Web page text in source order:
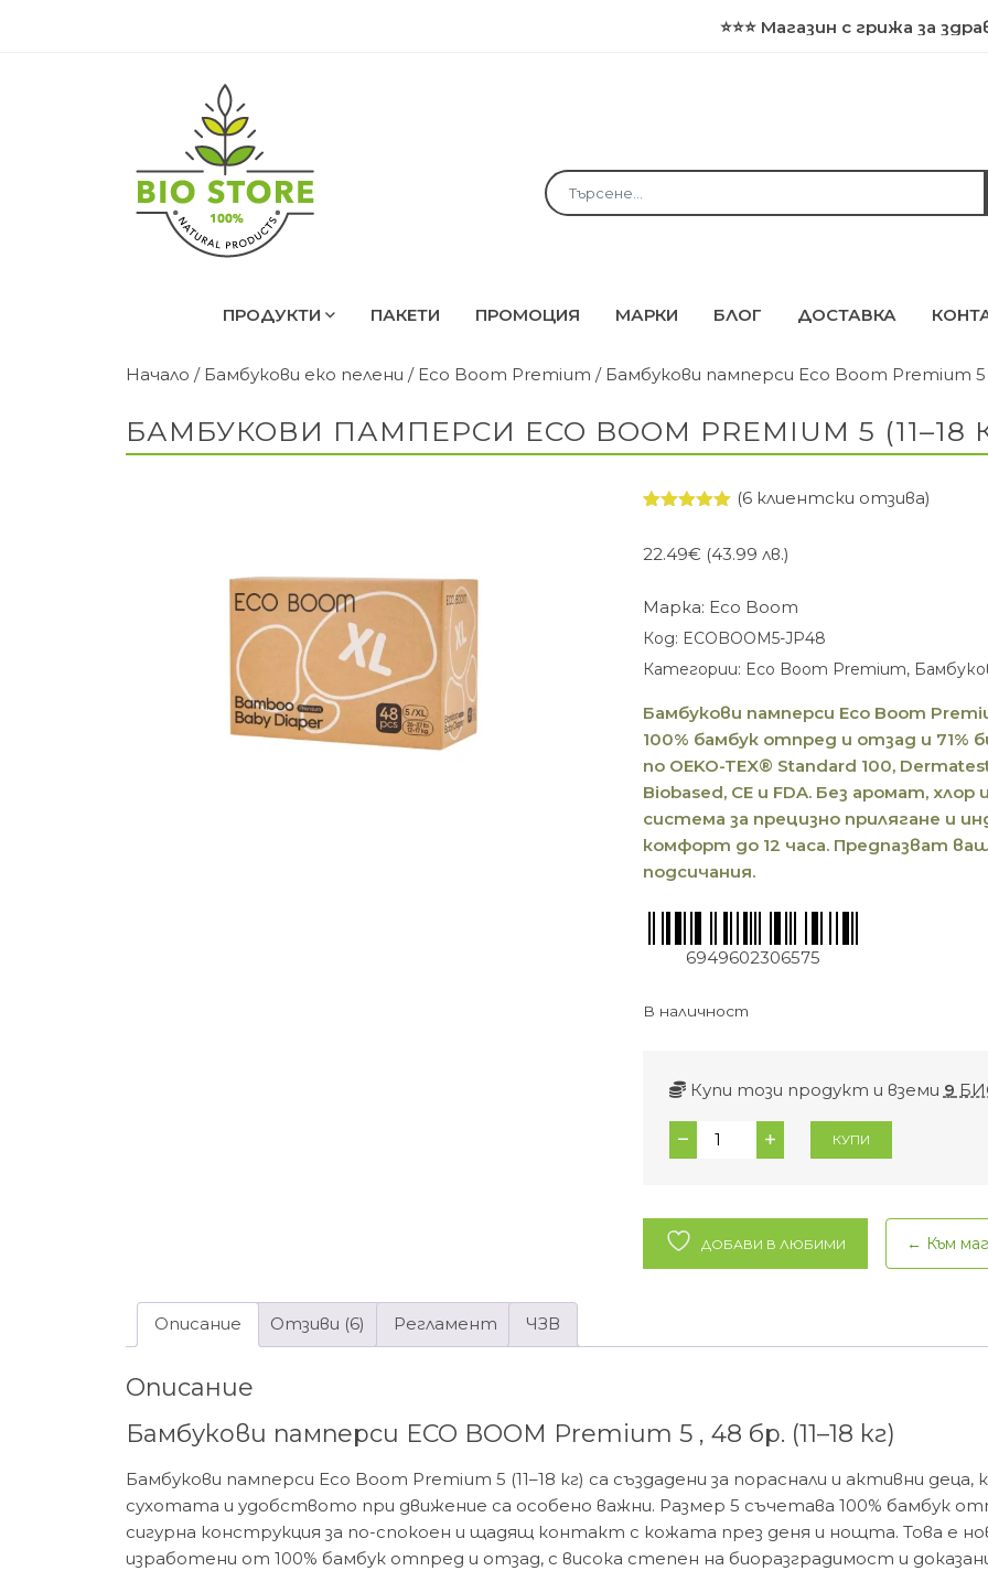
⭐⭐⭐ Магазин с грижа за здравето и
ПРОДУКТИ ПАКЕТИ ПРОМОЦИЯ МАРКИ БЛОГ ДОСТАВКА
Начало / Бамбукови еко пелени / Eco Boom Premium / Бамбукови памперси Eco Boom Premium 5
БАМБУКОВИ ПАМПЕРСИ ECO BOOM PREMIUM 5 (11–18
базирано
оценки
(6клиентски отзива)
22.49€ (43.99 лв.)
Марка: Eco Boom
Код: ECOBOOM5-JP48
Категории: Eco Boom Premium,
Бамбукови памперси Eco Boom
100% бамбук отпред и отзад и 71%
по OEKO-TEX® Standard 100,
Biobased, CE и FDA. Без аромат,
система за прецизно прилягане и
комфорт до 12 часа. Предпазват
подсичания.
6949602306575
В наличност
Купи този продукт и вземи 9
количество
за
Eco
Boom
(11–
48
бр
КУПИ
ДОБАВИ В ЛЮБИМИ ← Към
Описание Отзиви (6) Регламент ЧЗВ
Описание
Бамбукови памперси ECO BOOM Premium 5 , 48 бр. (11–18 кг)
Бамбукови памперси Eco Boom Premium 5 (11–18 кг) са създадени за пораснали и активни
сухотата и удобството при движение са особено важни. Размер 5 съчетава 100% бамбук
сигурна конструкция за по-спокоен и щадящ контакт с кожата през деня и нощта. Това е
изработени от 100% бамбук отпред и отзад, с висока степен на биоразградимост и